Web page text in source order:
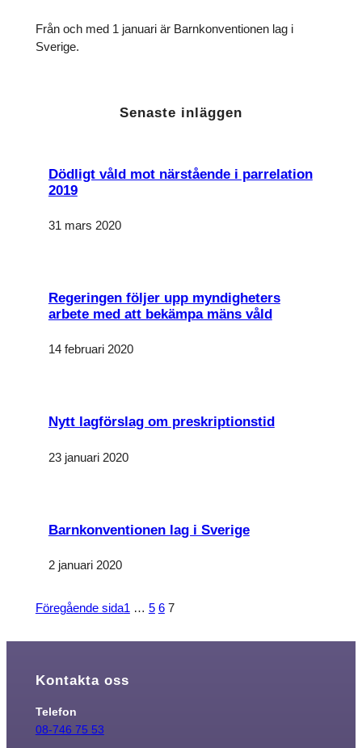
Från och med 1 januari är Barnkonventionen lag i
Sverige.
Senaste inläggen
Dödligt våld mot närstående i parrelation
2019
31 mars 2020
Regeringen följer upp myndigheters
arbete med att bekämpa mäns våld
14 februari 2020
Nytt lagförslag om preskriptionstid
23 januari 2020
Barnkonventionen lag i Sverige
2 januari 2020
Föregående sida1 … 5 6 7
Kontakta oss
Telefon
08-746 75 53